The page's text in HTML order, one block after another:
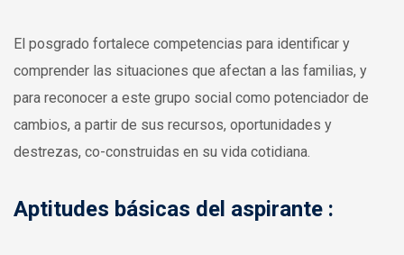
El posgrado fortalece competencias para identificar y
comprender las situaciones que afectan a las familias, y
para reconocer a este grupo social como potenciador de
cambios, a partir de sus recursos, oportunidades y
destrezas, co-construidas en su vida cotidiana.
Aptitudes básicas del aspirante :